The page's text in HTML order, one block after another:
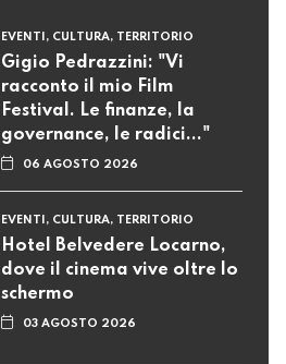
EVENTI, CULTURA, TERRITORIO
Gigio Pedrazzini: "Vi
racconto il mio Film
Festival. Le finanze, la
governance, le radici..."
06 AGOSTO 2026
EVENTI, CULTURA, TERRITORIO
Hotel Belvedere Locarno,
dove il cinema vive oltre lo
schermo
03 AGOSTO 2026